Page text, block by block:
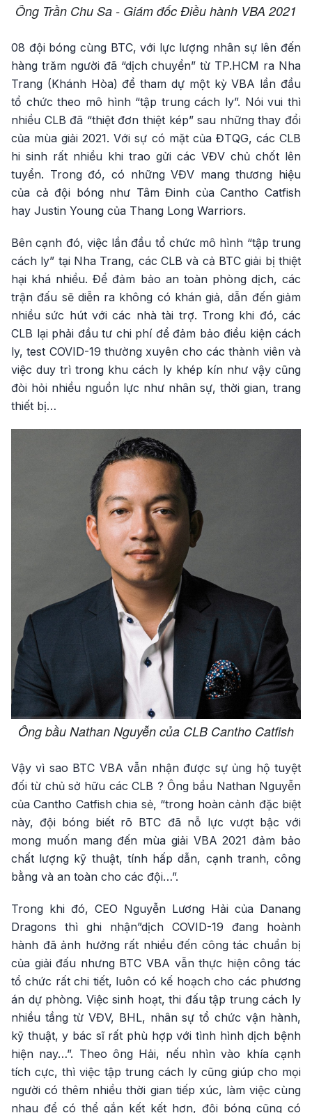
Ông Trần Chu Sa - Giám đốc Điều hành VBA 2021
08 đội bóng cùng BTC, với lực lượng nhân sự lên đến
hàng trăm người đã “dịch chuyển” từ TP.HCM ra Nha
Trang (Khánh Hòa) để tham dự một kỳ VBA lần đầu
tổ chức theo mô hình “tập trung cách ly”. Nói vui thì
nhiều CLB đã “thiệt đơn thiệt kép” sau những thay đổi
của mùa giải 2021. Với sự có mặt của ĐTQG, các CLB
hi sinh rất nhiều khi trao gửi các VĐV chủ chốt lên
tuyển. Trong đó, có những VĐV mang thương hiệu
của cả đội bóng như Tâm Đinh của Cantho Catfish
hay Justin Young của Thang Long Warriors.
Bên cạnh đó, việc lần đầu tổ chức mô hình “tập trung
cách ly” tại Nha Trang, các CLB và cả BTC giải bị thiệt
hại khá nhiều. Để đảm bảo an toàn phòng dịch, các
trận đấu sẽ diễn ra không có khán giả, dẫn đến giảm
nhiều sức hút với các nhà tài trợ. Trong khi đó, các
CLB lại phải đầu tư chi phí để đảm bảo điều kiện cách
ly, test COVID-19 thường xuyên cho các thành viên và
việc duy trì trong khu cách ly khép kín như vậy cũng
đòi hỏi nhiều nguồn lực như nhân sự, thời gian, trang
thiết bị…
Ông bầu Nathan Nguyễn của CLB Cantho Catfish
Vậy vì sao BTC VBA vẫn nhận được sự ủng hộ tuyệt
đối từ chủ sở hữu các CLB ? Ông bầu Nathan Nguyễn
của Cantho Catfish chia sẻ, “trong hoàn cảnh đặc biệt
này, đội bóng biết rõ BTC đã nỗ lực vượt bậc với
mong muốn mang đến mùa giải VBA 2021 đảm bảo
chất lượng kỹ thuật, tính hấp dẫn, cạnh tranh, công
bằng và an toàn cho các đội…”.
Trong khi đó, CEO Nguyễn Lương Hải của Danang
Dragons thì ghi nhận”dịch COVID-19 đang hoành
hành đã ảnh hưởng rất nhiều đến công tác chuẩn bị
của giải đấu nhưng BTC VBA vẫn thực hiện công tác
tổ chức rất chi tiết, luôn có kế hoạch cho các phương
án dự phòng. Việc sinh hoạt, thi đấu tập trung cách ly
nhiều tầng từ VĐV, BHL, nhân sự tổ chức vận hành,
kỹ thuật, y bác sĩ rất phù hợp với tình hình dịch bệnh
hiện nay…”. Theo ông Hải, nếu nhìn vào khía cạnh
tích cực, thì việc tập trung cách ly cũng giúp cho mọi
người có thêm nhiều thời gian tiếp xúc, làm việc cùng
nhau để có thể gắn kết kết hơn, đội bóng cũng có